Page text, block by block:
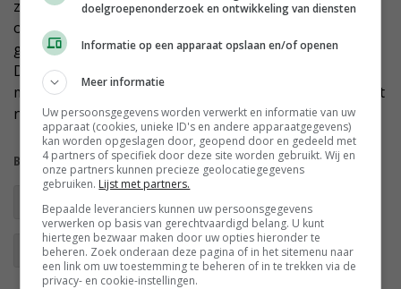
zonsopgang en zonsondergang', zegt Verhorst. 'De
ontheffing wordt zo opgesteld dat er rond die tijd niet
gejaagd kan worden. Terwijl dan veel dieren actief zijn.
Dat is een beperking die opgelegd wordt om de
maatschappelijke organisaties te laten zien dat de jacht
niet volledig vrij is gegeven.'
Bekijk meer over:
wildbeheer faunabeheer jacht
wildschade faunaschade
doelgroepenonderzoek en ontwikkeling van diensten
Informatie op een apparaat opslaan en/of openen
Meer informatie
Uw persoonsgegevens worden verwerkt en informatie van uw
apparaat (cookies, unieke ID's en andere apparaatgegevens)
kan worden opgeslagen door, geopend door en gedeeld met
4 partners of specifiek door deze site worden gebruikt. Wij en
onze partners kunnen precieze geolocatiegegevens
gebruiken. Lijst met partners.
Bepaalde leveranciers kunnen uw persoonsgegevens
verwerken op basis van gerechtvaardigd belang. U kunt
hiertegen bezwaar maken door uw opties hieronder te
beheren. Zoek onderaan deze pagina of in het sitemenu naar
een link om uw toestemming te beheren of in te trekken via de
privacy- en cookie-instellingen.